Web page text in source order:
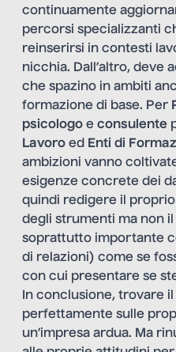
continuamente
percorsi specializzanti
reinserirsi in contesti
nicchia. Dall’altro, deve
che spazino in ambiti
formazione di base. Per
psicologo e consulente
Lavoro ed Enti di
ambizioni vanno
esigenze concrete dei
quindi redigere il
degli strumenti ma non
soprattutto importante
di relazioni) come se
con cui presentare se
In conclusione, trovare
perfettamente sulle
un’impresa ardua. Ma